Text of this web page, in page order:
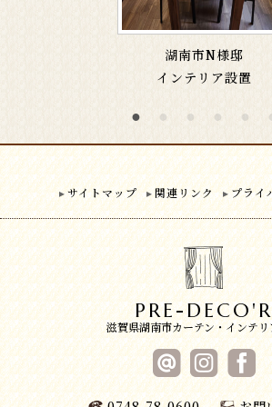
湖南市N様邸
インテリア設置
サイトマップ 関連リンク プライ
PRE-DECO'R
滋賀県湖南市カーテン・インテ